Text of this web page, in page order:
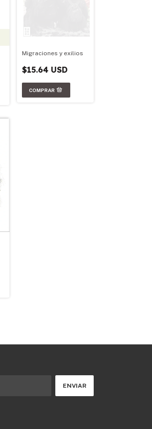
Migraciones y exilios
$15.64 USD